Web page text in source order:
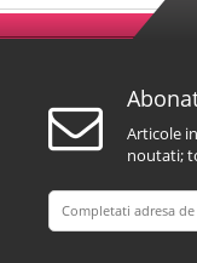
Articole
noutati;